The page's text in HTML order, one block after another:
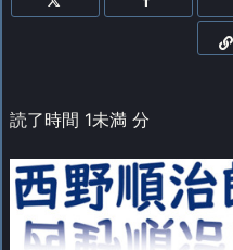
読了時間 1未満 分